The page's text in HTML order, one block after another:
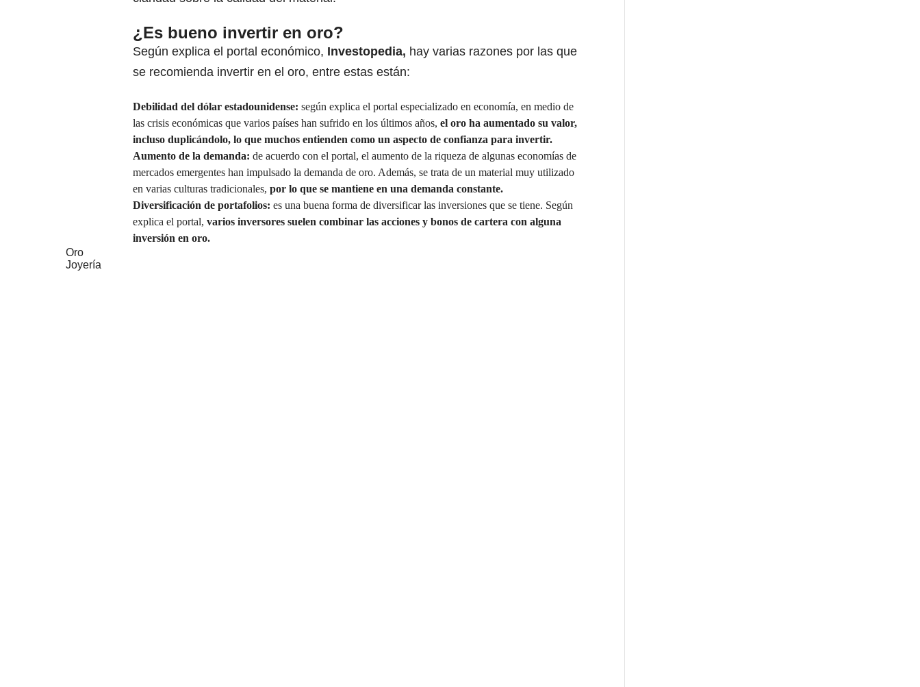
¿Es bueno invertir en oro?
Según explica el portal económico, Investopedia, hay varias razones por las que
se recomienda invertir en el oro, entre estas están:
Debilidad del dólar estadounidense: según explica el portal especializado en economía, en medio de
las crisis económicas que varios países han sufrido en los últimos años, el oro ha aumentado su valor,
incluso duplicándolo, lo que muchos entienden como un aspecto de confianza para invertir.
Aumento de la demanda: de acuerdo con el portal, el aumento de la riqueza de algunas economías de
mercados emergentes han impulsado la demanda de oro. Además, se trata de un material muy utilizado
en varias culturas tradicionales, por lo que se mantiene en una demanda constante.
Diversificación de portafolios: es una buena forma de diversificar las inversiones que se tiene. Según
explica el portal, varios inversores suelen combinar las acciones y bonos de cartera con alguna
inversión en oro.
Oro
Joyería